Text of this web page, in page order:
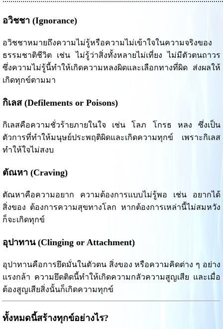
อวิชชา (Ignorance)
อวิชชาหมายถึงความไม่รู้หรือความไม่เข้าใจในความจริงของ
ธรรมชาติชีวิต เช่น ไม่รู้ว่าสิ่งทั้งหลายไม่เที่ยง ไม่มีตัวตนถาวร
ซึ่งความไม่รู้นี้ทำให้เกิดความหลงผิดและเลือกทางที่ผิด ส่งผลให้
เกิดทุกข์ตามมา
กิเลส (Defilements or Poisons)
กิเลสคือความชั่วร้ายภายในใจ เช่น โลภ โกรธ หลง ซึ่งเป็น
ตัวการที่ทำให้มนุษย์ประพฤติผิดและเกิดความทุกข์ เพราะกิเลส
ทำให้ใจไม่สงบ
ตัณหา (Craving)
ตัณหาคือความอยาก ความต้องการแบบไม่รู้พอ เช่น อยากได้
สิ่งของ ต้องการความสุขทางโลก หากต้องการเหล่านี้ไม่สมหวัง
ก็จะเกิดทุกข์
อุปาทาน (Clinging or Attachment)
อุปาทานคือการยึดมั่นในตัวตน สิ่งของ หรือความคิดต่าง ๆ อย่าง
แรงกล้า ความยึดติดนี้ทำให้เกิดความกลัวความสูญเสีย และเมื่อ
ต้องสูญเสียสิ่งนั้นก็เกิดความทุกข์
ทั้งหมดนี้สร้างทุกข์อย่างไร?